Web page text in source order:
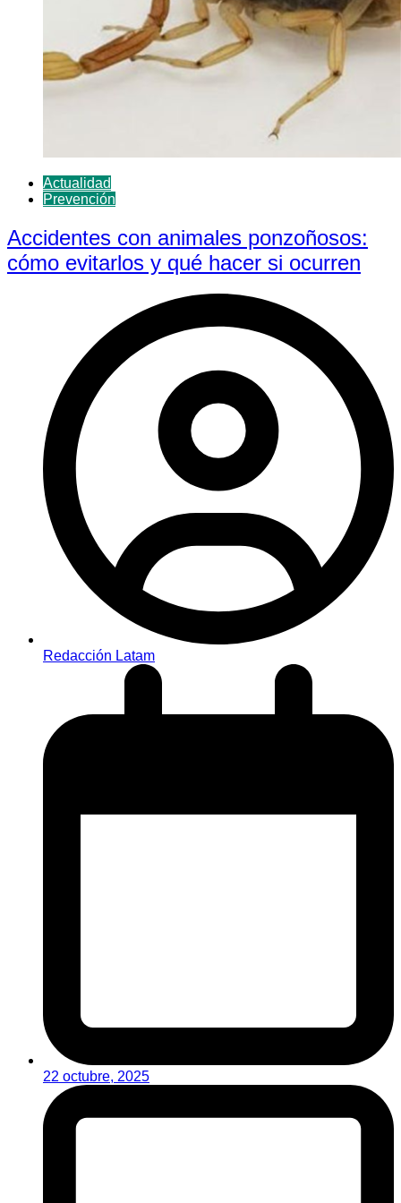
Actualidad
Prevención
Accidentes con animales ponzoñosos:
cómo evitarlos y qué hacer si ocurren
Redacción Latam
22 octubre, 2025